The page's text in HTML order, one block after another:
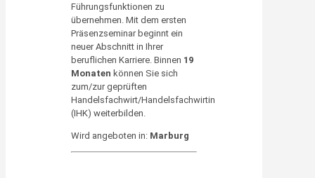
Führungsfunktionen zu
übernehmen. Mit dem ersten
Präsenzseminar beginnt ein
neuer Abschnitt in Ihrer
beruflichen Karriere. Binnen 19
Monaten können Sie sich
zum/zur geprüften
Handelsfachwirt/Handelsfachwirtin
(IHK) weiterbilden.
Wird angeboten in: Marburg